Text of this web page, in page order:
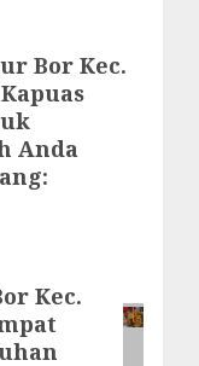
Bor Kec.
Anda
Kec.